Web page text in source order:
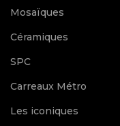
Mosaïques
Céramiques
SPC
Carreaux Métro
Les iconiques